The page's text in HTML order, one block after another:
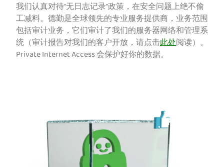
我们认真对待“无日志记录”政策，在安全问题上绝不偷
工减料。德勤是全球领先的专业服务提供商，业务范围
包括审计业务，它们审计了我们的服务器网络和管理系
统（审计报告对我们的客户开放，请点击此处阅读）。
Private Internet Access 会保护好你的数据。